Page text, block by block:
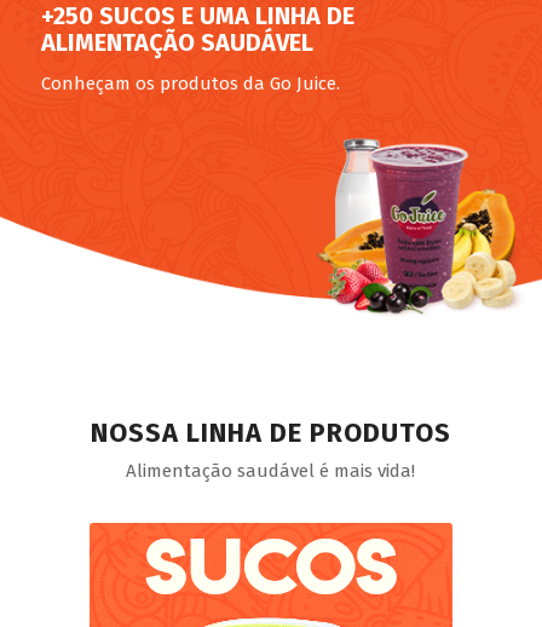
+250 SUCOS E UMA LINHA DE
ALIMENTAÇÃO SAUDÁVEL
Conheçam os produtos da Go Juice.
NOSSA LINHA DE PRODUTOS
Alimentação saudável é mais vida!